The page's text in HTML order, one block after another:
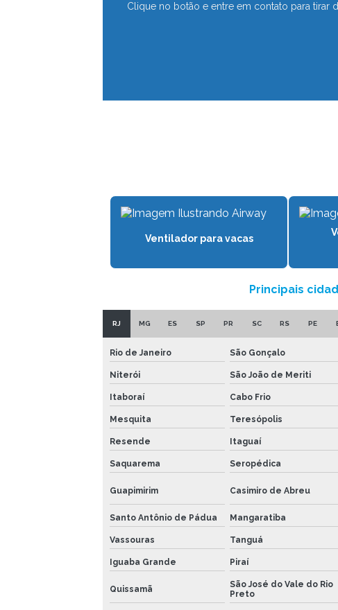
Clique no botão e entre em contato para tirar
Ventilador para vacas
Principais
RJ MG ES SP PR SC RS PE
Rio de Janeiro São Gonçalo
Niterói São João de Meriti
Itaboraí Cabo Frio
Mesquita Teresópolis
Resende Itaguaí
Saquarema Seropédica
Guapimirim Casimiro de Abreu
Santo Antônio de Pádua Mangaratiba
Vassouras Tanguá
Iguaba Grande Piraí
Quissamã
São José do Vale do Rio
Preto